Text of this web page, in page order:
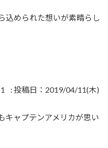
込められた想いが素晴らし
: 投稿日：2019/04/11(木)
キャプテンアメリカが思い